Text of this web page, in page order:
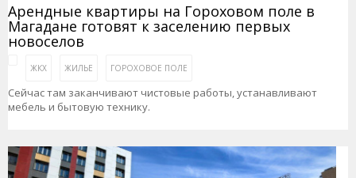
Арендные квартиры на Гороховом поле в
Магадане готовят к заселению первых
новоселов
ЖКХ ЖИЛЬЕ ГОРОХОВОЕ ПОЛЕ
Сейчас там заканчивают чистовые работы, устанавливают
мебель и бытовую технику.